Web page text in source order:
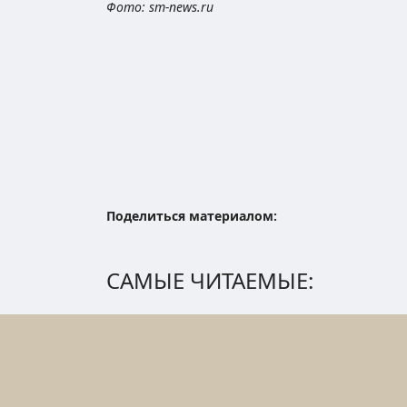
Фото: sm-news.ru
Поделиться материалом:
САМЫЕ ЧИТАЕМЫЕ: